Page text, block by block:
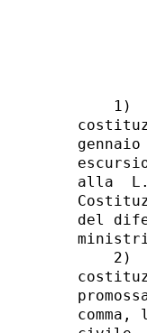
1)
alla
del
2)